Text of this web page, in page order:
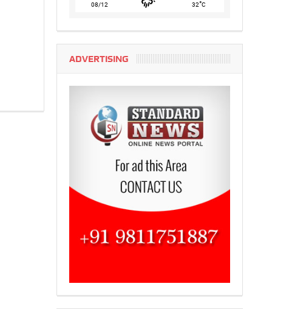
08/12 32°C
ADVERTISING